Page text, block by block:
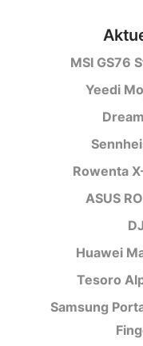
MSI GS76
Yeedi
Rowenta
ASUS
Huawei
Tesoro
Samsung